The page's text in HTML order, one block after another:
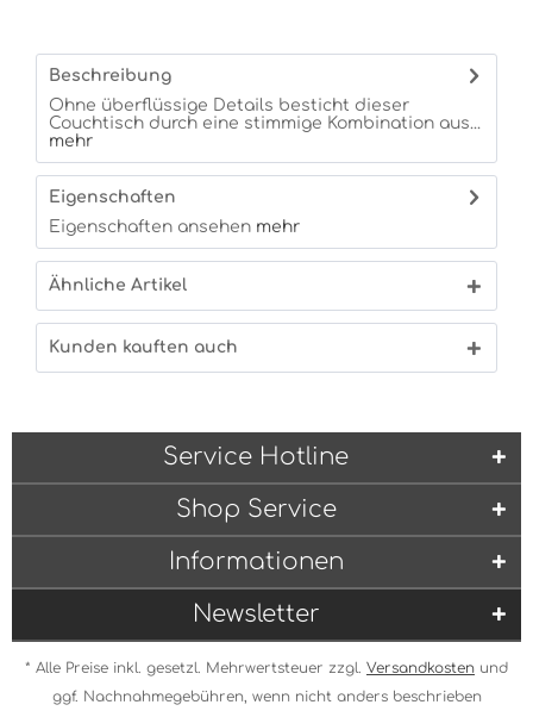
Beschreibung
Ohne überflüssige Details besticht dieser
Couchtisch durch eine stimmige Kombination aus...
mehr
Eigenschaften
Eigenschaften ansehen mehr
Ähnliche Artikel
Kunden kauften auch
Service Hotline
Shop Service
Informationen
Newsletter
* Alle Preise inkl. gesetzl. Mehrwertsteuer zzgl. Versandkosten und
ggf. Nachnahmegebühren, wenn nicht anders beschrieben